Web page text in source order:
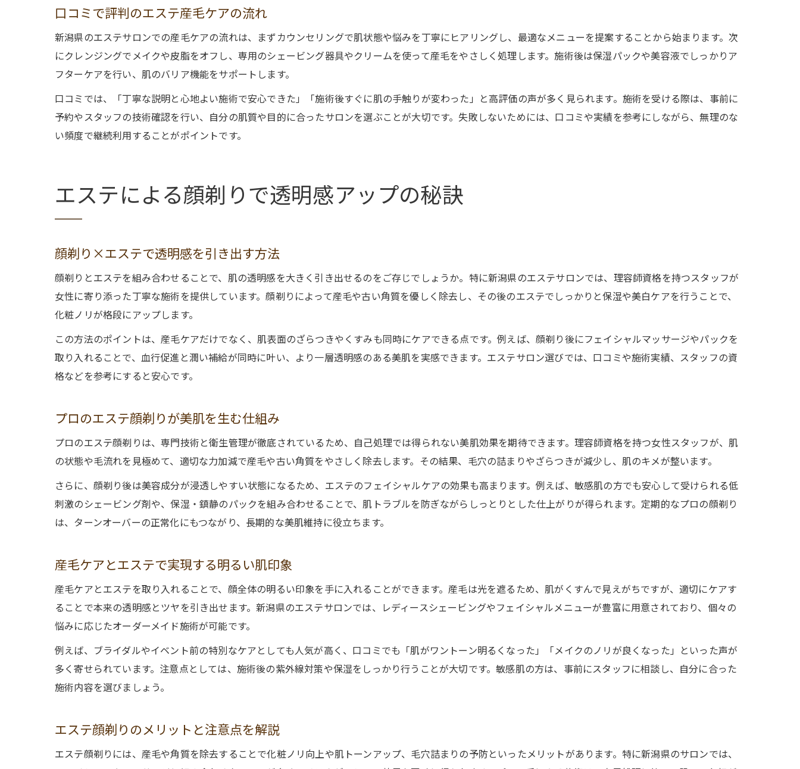
口コミで評判のエステ産毛ケアの流れ
新潟県のエステサロンでの産毛ケアの流れは、まずカウンセリングで肌状態や悩みを丁寧にヒアリングし、最適なメニューを提案することから始まります。次
にクレンジングでメイクや皮脂をオフし、専用のシェービング器具やクリームを使って産毛をやさしく処理します。施術後は保湿パックや美容液でしっかりア
フターケアを行い、肌のバリア機能をサポートします。
口コミでは、「丁寧な説明と心地よい施術で安心できた」「施術後すぐに肌の手触りが変わった」と高評価の声が多く見られます。施術を受ける際は、事前に
予約やスタッフの技術確認を行い、自分の肌質や目的に合ったサロンを選ぶことが大切です。失敗しないためには、口コミや実績を参考にしながら、無理のな
い頻度で継続利用することがポイントです。
エステによる顔剃りで透明感アップの秘訣
顔剃り×エステで透明感を引き出す方法
顔剃りとエステを組み合わせることで、肌の透明感を大きく引き出せるのをご存じでしょうか。特に新潟県のエステサロンでは、理容師資格を持つスタッフが
女性に寄り添った丁寧な施術を提供しています。顔剃りによって産毛や古い角質を優しく除去し、その後のエステでしっかりと保湿や美白ケアを行うことで、
化粧ノリが格段にアップします。
この方法のポイントは、産毛ケアだけでなく、肌表面のざらつきやくすみも同時にケアできる点です。例えば、顔剃り後にフェイシャルマッサージやパックを
取り入れることで、血行促進と潤い補給が同時に叶い、より一層透明感のある美肌を実感できます。エステサロン選びでは、口コミや施術実績、スタッフの資
格などを参考にすると安心です。
プロのエステ顔剃りが美肌を生む仕組み
プロのエステ顔剃りは、専門技術と衛生管理が徹底されているため、自己処理では得られない美肌効果を期待できます。理容師資格を持つ女性スタッフが、肌
の状態や毛流れを見極めて、適切な力加減で産毛や古い角質をやさしく除去します。その結果、毛穴の詰まりやざらつきが減少し、肌のキメが整います。
さらに、顔剃り後は美容成分が浸透しやすい状態になるため、エステのフェイシャルケアの効果も高まります。例えば、敏感肌の方でも安心して受けられる低
刺激のシェービング剤や、保湿・鎮静のパックを組み合わせることで、肌トラブルを防ぎながらしっとりとした仕上がりが得られます。定期的なプロの顔剃り
は、ターンオーバーの正常化にもつながり、長期的な美肌維持に役立ちます。
産毛ケアとエステで実現する明るい肌印象
産毛ケアとエステを取り入れることで、顔全体の明るい印象を手に入れることができます。産毛は光を遮るため、肌がくすんで見えがちですが、適切にケアす
ることで本来の透明感とツヤを引き出せます。新潟県のエステサロンでは、レディースシェービングやフェイシャルメニューが豊富に用意されており、個々の
悩みに応じたオーダーメイド施術が可能です。
例えば、ブライダルやイベント前の特別なケアとしても人気が高く、口コミでも「肌がワントーン明るくなった」「メイクのノリが良くなった」といった声が
多く寄せられています。注意点としては、施術後の紫外線対策や保湿をしっかり行うことが大切です。敏感肌の方は、事前にスタッフに相談し、自分に合った
施術内容を選びましょう。
エステ顔剃りのメリットと注意点を解説
エステ顔剃りには、産毛や角質を除去することで化粧ノリ向上や肌トーンアップ、毛穴詰まりの予防といったメリットがあります。特に新潟県のサロンでは、